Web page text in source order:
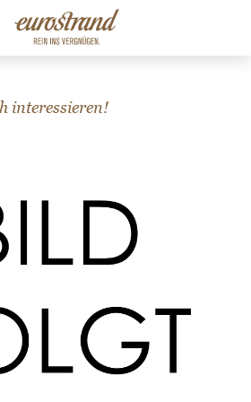
Jobs
interessieren!